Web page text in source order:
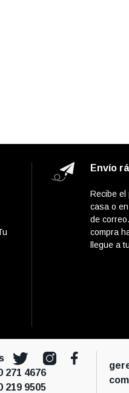
Envío
Recibe el
casa o
de
compra
llegue a
271 4676
219 9505